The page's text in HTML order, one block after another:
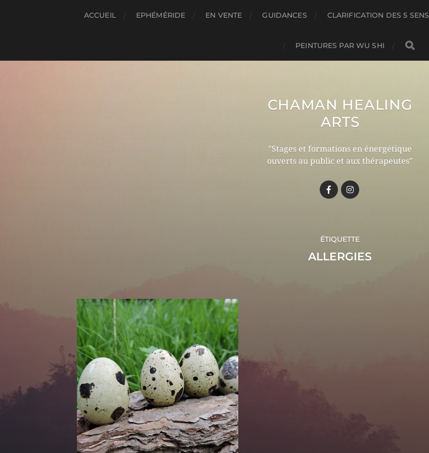
ACCUEIL EPHÉMÉRIDE EN VENTE GUIDANCES CLARIFICATION DES 5 SENS
PEINTURES PAR WU SHI
CHAMAN HEALING
ARTS
"Stages et formations en énergétique
ouverts au public et aux thérapeutes"
ÉTIQUETTE
ALLERGIES